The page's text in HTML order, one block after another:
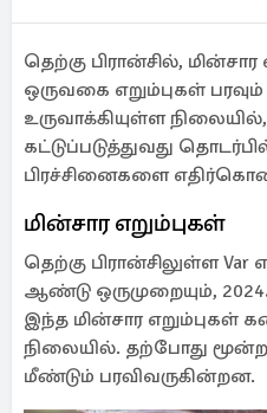
தெற்கு பிரான்சில்,
ஒருவகை எறும்புகள்
உருவாக்கியுள்ள
கட்டுப்படுத்துவது
பிரச்சினைகளை
மின்சார எறும்புகள்
தெற்கு பிரான்சிலுள்ள
ஆண்டு ஒருமுறையும்,
இந்த மின்சார எறும்புகள்
நிலையில். தற்போது
மீண்டும் பரவிவருகின்றன.